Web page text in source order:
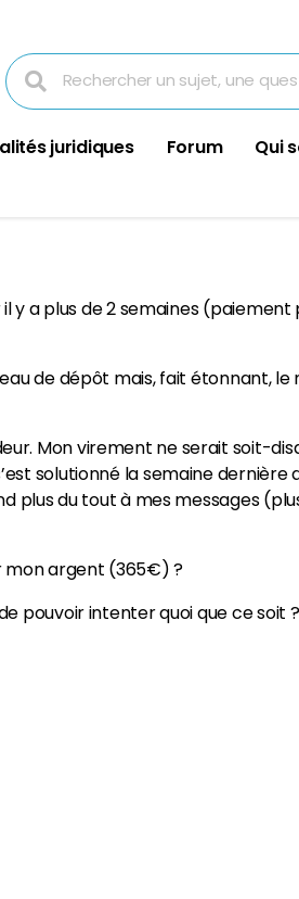
juridiques Forum Qui
y a plus de 2 semaines
de dépôt mais, fait étonnant,
Mon virement ne serait soit-
solutionné la semaine
plus du tout à mes messages
mon argent (365€) ?
pouvoir intenter quoi que ce soit ?